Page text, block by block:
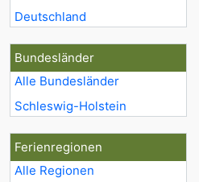
Deutschland
Bundesländer
Alle Bundesländer
Schleswig-Holstein
Ferienregionen
Alle Regionen